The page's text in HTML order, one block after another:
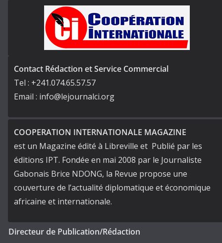
Contact Rédaction et Service Commercial
Tel : +241.074.65.57.57
Email : info@lejournalci.org
COOPERATION INTERNATIONALE MAGAZINE
est un Magazine édité à Libreville et Publié par les
éditions IPT. Fondée en mai 2008 par le Journaliste
Gabonais Brice NDONG, la Revue propose une
couverture de l’actualité diplomatique et économique
africaine et internationale.
Directeur de Publication/Rédaction